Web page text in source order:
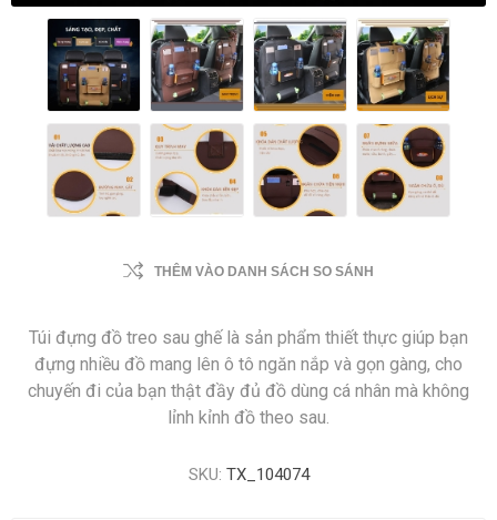
THÊM VÀO DANH SÁCH SO SÁNH
Túi đựng đồ treo sau ghế là sản phẩm thiết thực giúp bạn
đựng nhiều đồ mang lên ô tô ngăn nắp và gọn gàng, cho
chuyến đi của bạn thật đầy đủ đồ dùng cá nhân mà không
lỉnh kỉnh đồ theo sau.
SKU: TX_104074